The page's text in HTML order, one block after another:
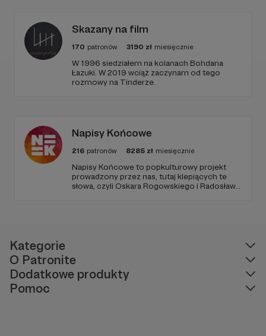
Skazany na film
170 patronów 3190 zł miesięcznie
W 1996 siedziałem na kolanach Bohdana
Łazuki. W 2019 wciąż zaczynam od tego
rozmowy na Tinderze.
Napisy Końcowe
216 patronów 8285 zł miesięcznie
Napisy Końcowe to popkulturowy projekt
prowadzony przez nas, tutaj klepiących te
słowa, czyli Oskara Rogowskiego i Radosława
Kategorie
O Patronite
Dodatkowe produkty
Pomoc